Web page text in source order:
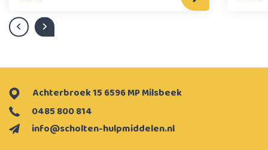
info@scholten-hulpmiddelen.nl
0485 800 814
Achterbroek 15 6596 MP Milsbeek